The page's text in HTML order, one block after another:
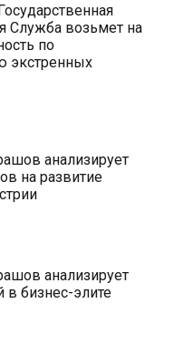
Служба возьмет на
по
экстренных
анализирует
на развитие
анализирует
в бизнес-элите